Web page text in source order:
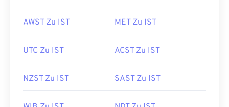
AWST Zu IST MET Zu IST
UTC Zu IST ACST Zu IST
NZST Zu IST SAST Zu IST